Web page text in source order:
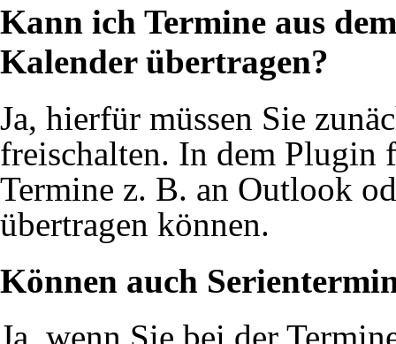
Kann ich Termine aus
Kalender übertragen?
Ja, hierfür müssen Sie
freischalten. In dem Plugin
Termine z. B. an Outlook
übertragen können.
Können auch